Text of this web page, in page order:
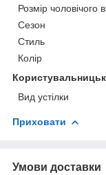
Розмір чоловічого
Сезон
Стиль
Колір
Вид устілки
Приховати
Умови доставки